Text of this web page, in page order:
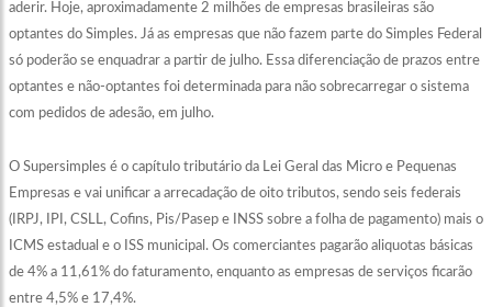
aderir. Hoje, aproximadamente 2 milhões de empresas brasileiras são
optantes do Simples. Já as empresas que não fazem parte do Simples Federal
só poderão se enquadrar a partir de julho. Essa diferenciação de prazos entre
optantes e não-optantes foi determinada para não sobrecarregar o sistema
com pedidos de adesão, em julho.
O Supersimples é o capítulo tributário da Lei Geral das Micro e Pequenas
Empresas e vai unificar a arrecadação de oito tributos, sendo seis federais
(IRPJ, IPI, CSLL, Cofins, Pis/Pasep e INSS sobre a folha de pagamento) mais o
ICMS estadual e o ISS municipal. Os comerciantes pagarão aliquotas básicas
de 4% a 11,61% do faturamento, enquanto as empresas de serviços ficarão
entre 4,5% e 17,4%.